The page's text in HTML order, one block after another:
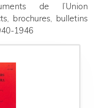
de l’Union
brochures, bulletins
1946